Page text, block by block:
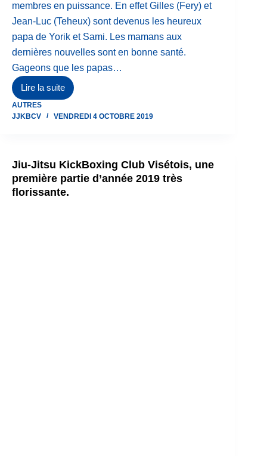
membres en puissance. En effet Gilles (Fery) et
Jean-Luc (Teheux) sont devenus les heureux
papa de Yorik et Sami. Les mamans aux
dernières nouvelles sont en bonne santé.
Gageons que les papas…
Lire la suite
Ceinture
AUTRES
JJKBCV
VENDREDI 4 OCTOBRE 2019
Jiu-Jitsu KickBoxing Club Visétois, une
première partie d’année 2019 très
florissante.